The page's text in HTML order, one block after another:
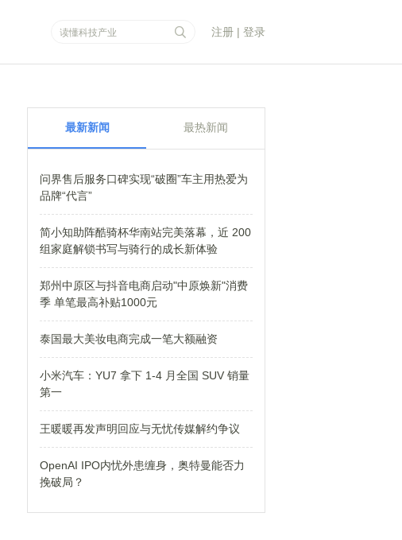
注册 | 登录
最新新闻 最热新闻
问界售后服务口碑实现“破圈”车主用热爱为
品牌“代言”
简小知助阵酷骑杯华南站完美落幕，近 200
组家庭解锁书写与骑行的成长新体验
郑州中原区与抖音电商启动"中原焕新"消费
季 单笔最高补贴1000元
泰国最大美妆电商完成一笔大额融资
小米汽车：YU7 拿下 1-4 月全国 SUV 销量
第一
王暖暖再发声明回应与无忧传媒解约争议
OpenAI IPO内忧外患缠身，奥特曼能否力
挽破局？